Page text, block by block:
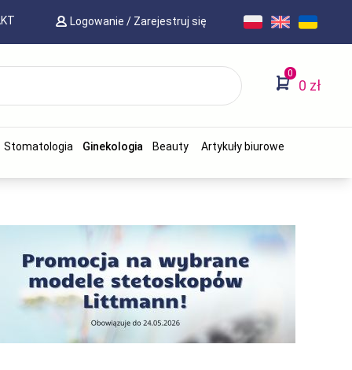
Logowanie / Zarejestruj się
0
0 zł
Stomatologia Ginekologia Beauty
Artykuły biurowe